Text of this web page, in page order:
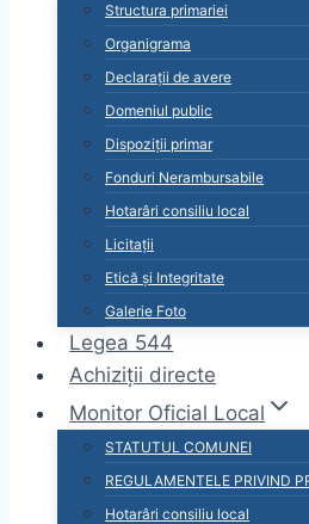
Structura primariei
Organigrama
Declarații de avere
Domeniul public
Dispoziții primar
Fonduri Nerambursabile
Hotarâri consiliu local
Licitații
Etică și Integritate
Galerie Foto
Legea 544
Achiziții directe
Monitor Oficial Local
STATUTUL COMUNEI
REGULAMENTELE PRIVIND
Hotarâri consiliu local